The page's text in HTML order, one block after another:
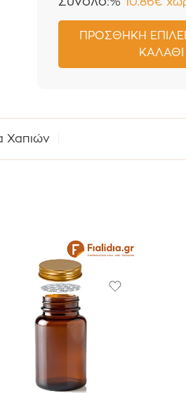
ΠΡΟΣΘΉΚΗ
ΚΑΛΆΘΙ
Χαπιών